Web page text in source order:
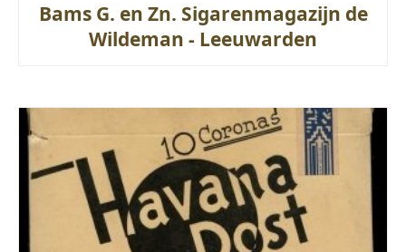
Bams G. en Zn. Sigarenmagazijn de
Wildeman - Leeuwarden